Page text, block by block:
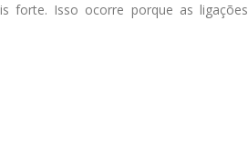
forte. Isso ocorre porque as ligações